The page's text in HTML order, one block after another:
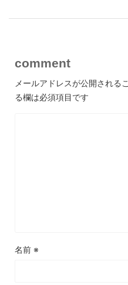
comment
メールアドレスが公開される
る欄は必須項目です
名前 ※